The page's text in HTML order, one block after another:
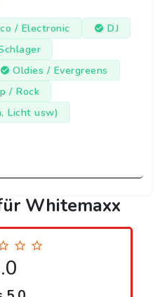
/ Electronic
DJ
Oldies / Evergreens
/ Rock
Licht usw)
Whitemaxx